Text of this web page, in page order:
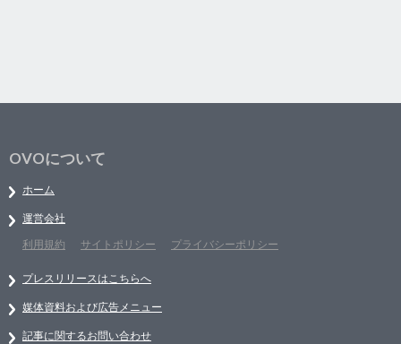
OVOについて
ホーム
運営会社
利用規約
サイトポリシー プライバシーポリシー
プレスリリースはこちらへ
媒体資料および広告メニュー
記事に関するお問い合わせ